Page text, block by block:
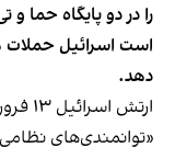
است اسرائیل حملات
دهد.
ارتش اسرائیل ۱۳ فروردین اعلام کرد در
«توانمندی‌های